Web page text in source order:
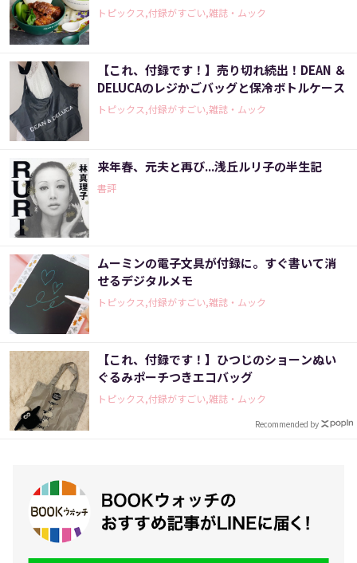
トピックス,付録がすごい,雑誌・ムック
【これ、付録です！】売り切れ続出！DEAN ＆
DELUCAのレジかごバッグと保冷ボトルケース
トピックス,付録がすごい,雑誌・ムック
来年春、元夫と再び...浅丘ルリ子の半生記
書評
ムーミンの電子文具が付録に。すぐ書いて消
せるデジタルメモ
トピックス,付録がすごい,雑誌・ムック
【これ、付録です！】ひつじのショーンぬい
ぐるみポーチつきエコバッグ
トピックス,付録がすごい,雑誌・ムック
Recommended by